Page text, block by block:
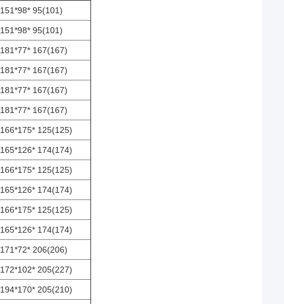
151*98* 95(101)
151*98* 95(101)
181*77* 167(167)
181*77* 167(167)
181*77* 167(167)
181*77* 167(167)
166*175* 125(125)
165*126* 174(174)
166*175* 125(125)
165*126* 174(174)
166*175* 125(125)
165*126* 174(174)
171*72* 206(206)
172*102* 205(227)
194*170* 205(210)